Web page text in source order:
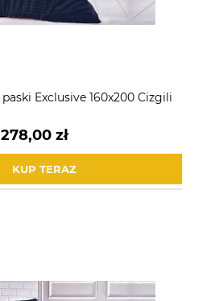
Exclusive 160x200 Cizgili
278,00 zł
KUP TERAZ